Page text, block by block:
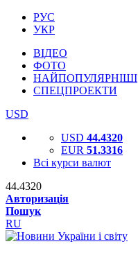
РУС
УКР
ВІДЕО
ФОТО
НАЙПОПУЛЯРНІШІ
СПЕЦПРОЕКТИ
USD
USD 44.4320
EUR 51.3316
Всі курси валют
44.4320
Авторизація
Пошук
RU